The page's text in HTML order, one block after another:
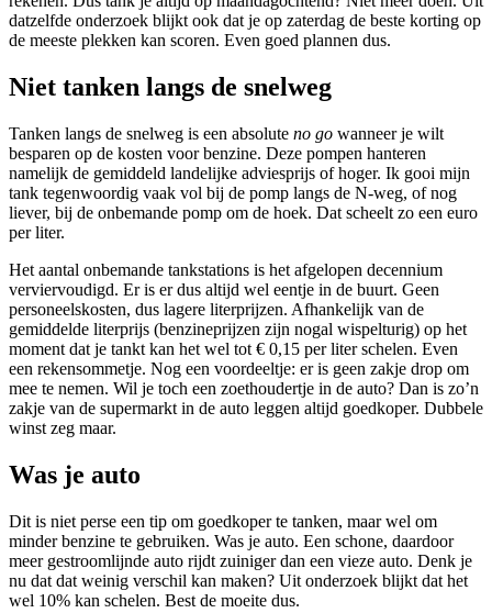
datzelfde onderzoek blijkt ook dat je op zaterdag de beste korting op
de meeste plekken kan scoren. Even goed plannen dus.
Niet tanken langs de snelweg
Tanken langs de snelweg is een absolute no go wanneer je wilt
besparen op de kosten voor benzine. Deze pompen hanteren
namelijk de gemiddeld landelijke adviesprijs of hoger. Ik gooi mijn
tank tegenwoordig vaak vol bij de pomp langs de N-weg, of nog
liever, bij de onbemande pomp om de hoek. Dat scheelt zo een euro
per liter.
Het aantal onbemande tankstations is het afgelopen decennium
verviervoudigd. Er is er dus altijd wel eentje in de buurt. Geen
personeelskosten, dus lagere literprijzen. Afhankelijk van de
gemiddelde literprijs (benzineprijzen zijn nogal wispelturig) op het
moment dat je tankt kan het wel tot € 0,15 per liter schelen. Even
een rekensommetje. Nog een voordeeltje: er is geen zakje drop om
mee te nemen. Wil je toch een zoethoudertje in de auto? Dan is zo’n
zakje van de supermarkt in de auto leggen altijd goedkoper. Dubbele
winst zeg maar.
Was je auto
Dit is niet perse een tip om goedkoper te tanken, maar wel om
minder benzine te gebruiken. Was je auto. Een schone, daardoor
meer gestroomlijnde auto rijdt zuiniger dan een vieze auto. Denk je
nu dat dat weinig verschil kan maken? Uit onderzoek blijkt dat het
wel 10% kan schelen. Best de moeite dus.